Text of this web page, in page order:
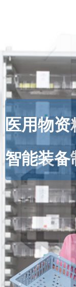
医用物
智能装备
模块
生产